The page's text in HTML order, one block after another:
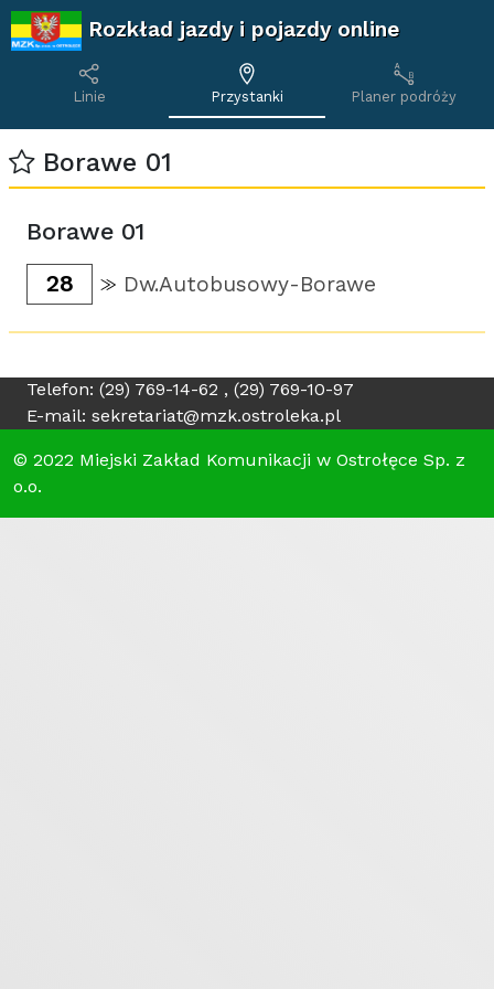
Rozkład jazdy i pojazdy online
Linie Przystanki Planer podróży
Borawe 01
Borawe 01
28 Dw.Autobusowy-Borawe
Telefon: (29) 769-14-62 , (29) 769-10-97
E-mail: sekretariat@mzk.ostroleka.pl
© 2022 Miejski Zakład Komunikacji w Ostrołęce Sp. z
o.o.